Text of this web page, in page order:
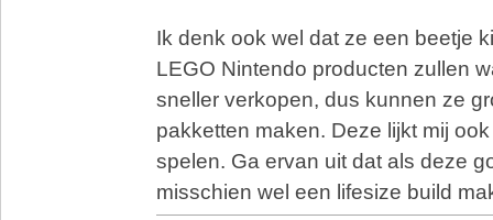
Ik denk ook wel dat ze een beetje
LEGO Nintendo producten zullen
sneller verkopen, dus kunnen ze
pakketten maken. Deze lijkt mij
spelen. Ga ervan uit dat als deze
misschien wel een lifesize build